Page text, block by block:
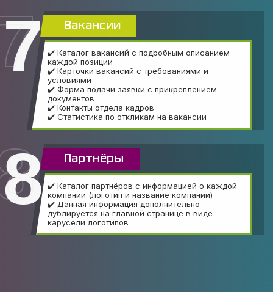
Вакансии
✔️ Каталог вакансий с подробным описанием
каждой позиции
✔️ Карточки вакансий с требованиями и
условиями
✔️ Форма подачи заявки с прикреплением
документов
✔️ Контакты отдела кадров
✔️ Статистика по откликам на вакансии
Партнёры
✔️ Каталог партнёров с информацией о каждой
компании (логотип и название компании)
✔️ Данная информация дополнительно
дублируется на главной странице в виде
карусели логотипов